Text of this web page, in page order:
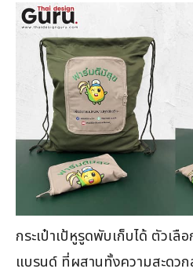
กระเป๋าเป้หูรูดพับเก็บได้ ตัวเลื
แบรนด์ ที่ผสานทั้งความสะดว